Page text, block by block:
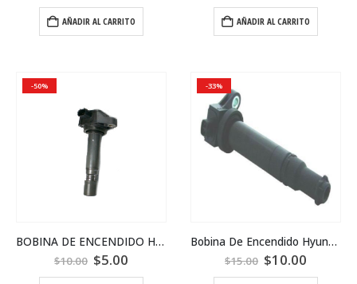
AÑADIR AL CARRITO AÑADIR AL CARRITO
-50%
BOBINA DE ENCENDIDO HONDA CIVIC 2006
$10.00 $5.00
-33%
Bobina De Encendido Hyundai Accent 2011
$15.00 $10.00